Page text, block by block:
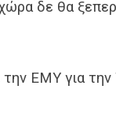
δε θα
ΕΜΥ για την